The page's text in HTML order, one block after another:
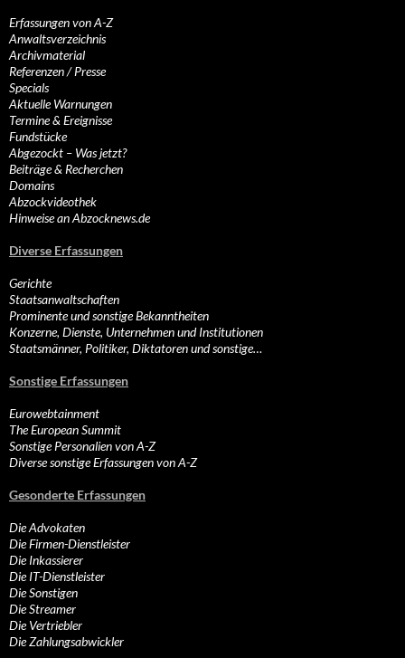
Erfassungen von A-Z
Anwaltsverzeichnis
Archivmaterial
Referenzen / Presse
Specials
Aktuelle Warnungen
Termine & Ereignisse
Fundstücke
Abgezockt – Was jetzt?
Beiträge & Recherchen
Domains
Abzockvideothek
Hinweise an Abzocknews.de
Diverse Erfassungen
Gerichte
Staatsanwaltschaften
Prominente und sonstige Bekanntheiten
Konzerne, Dienste, Unternehmen und Institutionen
Staatsmänner, Politiker, Diktatoren und sonstige…
Sonstige Erfassungen
Eurowebtainment
The European Summit
Sonstige Personalien von A-Z
Diverse sonstige Erfassungen von A-Z
Gesonderte Erfassungen
Die Advokaten
Die Firmen-Dienstleister
Die Inkassierer
Die IT-Dienstleister
Die Sonstigen
Die Streamer
Die Vertriebler
Die Zahlungsabwickler